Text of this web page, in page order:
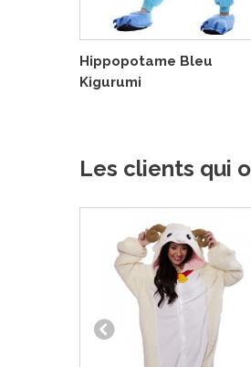
Hippopotame Bleu
Kigurumi
Les clients qui